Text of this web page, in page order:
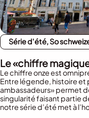
Série d'été, So
Le «chiffre
Le chiffre onze est
Entre légende, histoire et
ambassadeurs» permet
singularité faisant partie
notre série d’été met à